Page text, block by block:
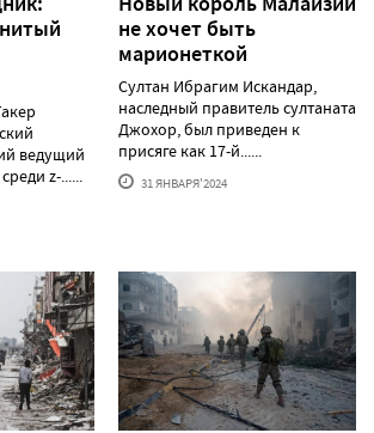
ведущий
z-......
не хочет быть
марионеткой
Султан Ибрагим Искандар,
наследный правитель султаната
Джохор, был приведен к
присяге как 17-й......
31 ЯНВАРЯ'2024